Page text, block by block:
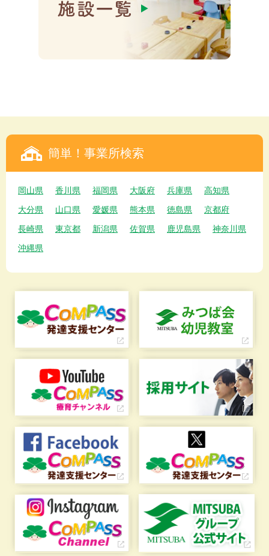
簡単！事業所検索
岡山県 香川県 福岡県 大阪府 兵庫県
高知県
大分県
山口県 愛媛県 熊本県 徳島県
京都府
長崎県
東京都 新潟県 佐賀県 鹿児島県
神奈川県
沖縄県